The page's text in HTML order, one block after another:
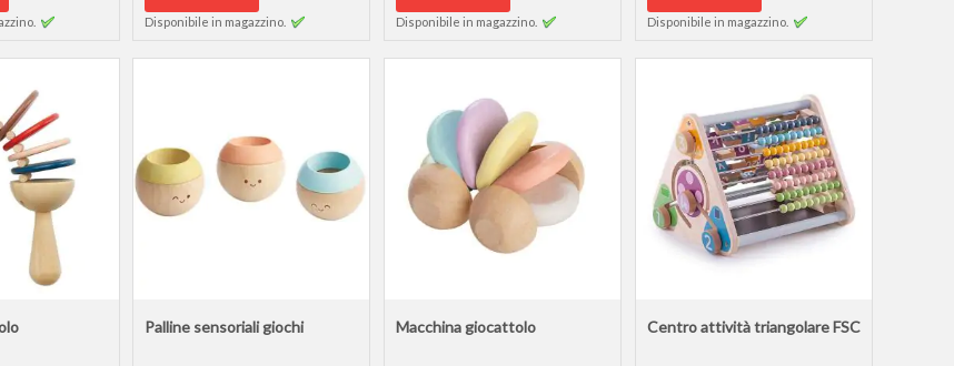
Disponibile in magazzino. Disponibile in magazzino. Disponibile in magazzino.
Palline sensoriali giochi Macchina giocattolo Centro attività triangolare FSC